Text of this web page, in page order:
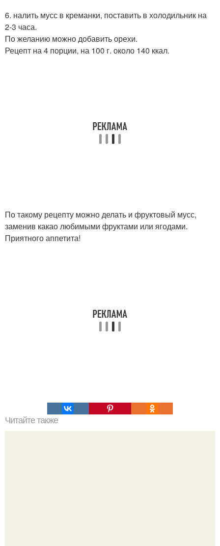
6. налить мусс в креманки, поставить в холодильник на
2-3 часа.
По желанию можно добавить орехи.
Рецепт на 4 порции, на 100 г. около 140 ккал.
По такому рецепту можно делать и фруктовый мусс,
заменив какао любимыми фруктами или ягодами.
Приятного аппетита!
Читайте также